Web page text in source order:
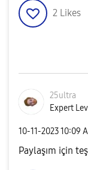
2 Likes
25ultra
Expert
‎10-11-202310:09
Paylaşım için